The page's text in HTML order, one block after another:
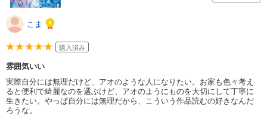
こま
購入済み
雰囲気いい
実際自分には無理だけど、アオのような人になりたい。お家も色々考え
ると便利で綺麗なのを選ぶけど、アオのようにものを大切にして丁寧に
生きたい。やっぱ自分には無理だから、こういう作品読むの好きなんだ
ろうな。